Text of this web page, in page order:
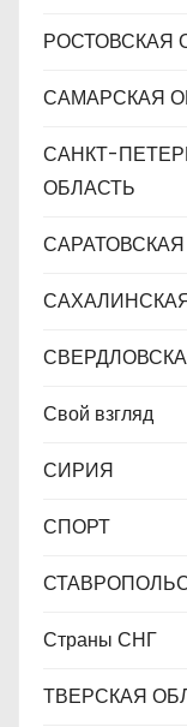
РОСТОВСКАЯ
САМАРСКАЯ
САНКТ-
ОБЛАСТЬ
Свой взгляд
СИРИЯ
СПОРТ
Страны СНГ
ТВЕРСКАЯ